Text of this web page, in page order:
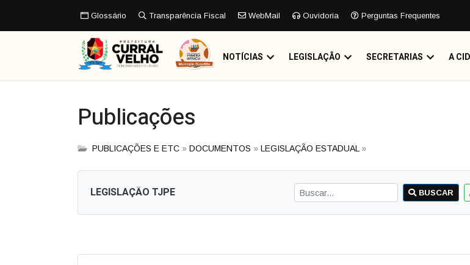
Glossário Transparência Fiscal WebMail Ouvidoria Perguntas Frequentes
NOTÍCIAS LEGISLAÇÃO SECRETARIAS A
Publicações
PUBLICAÇÕES E ETC » DOCUMENTOS » LEGISLAÇÃO ESTADUAL »
LEGISLAÇÃO TJPE BUSCAR